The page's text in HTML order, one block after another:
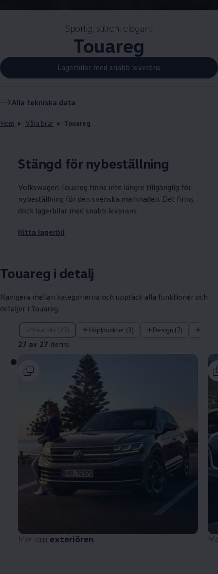
Sportig, stilren, elegant
Touareg
Lagerbilar med snabb leverans
Alla tekniska data
Hem Våra bilar Touareg
Stängd för nybeställning
Volkswagen Touareg finns inte längre tillgänglig för
nybeställning för den svenska marknaden. Det finns
dock lagerbilar med snabb leverans.
Hitta lagerbil
Touareg i detalj
Navigera mellan kategorierna och upptäck alla funktioner och
detaljer i Touareg.
Visa alla (27) Höjdpunkter (3) Design (7)
27 av 27 items
27 av 27 items
Mer om exteriören